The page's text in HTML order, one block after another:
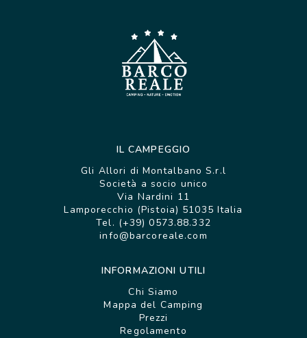
Cucina equipaggiata: piano cottura a 4 fornelli, lavello,
frigo con congelatore, forno a microonde, caffettiera,
compresi nel prezzo
Cuscini e piumini letto
Lettino e seggiolone bebè disponibili su richiesta
*in presenza di animali domestici, il costo della pulizia
IL CAMPEGGIO
Gli Allori di Montalbano S.r.l
Società a socio unico
Via Nardini 11
Lamporecchio (Pistoia) 51035 Italia
Tel. (+39) 0573.88.332
info@barcoreale.com
INFORMAZIONI UTILI
Chi Siamo
Mappa del Camping
Prezzi
Regolamento